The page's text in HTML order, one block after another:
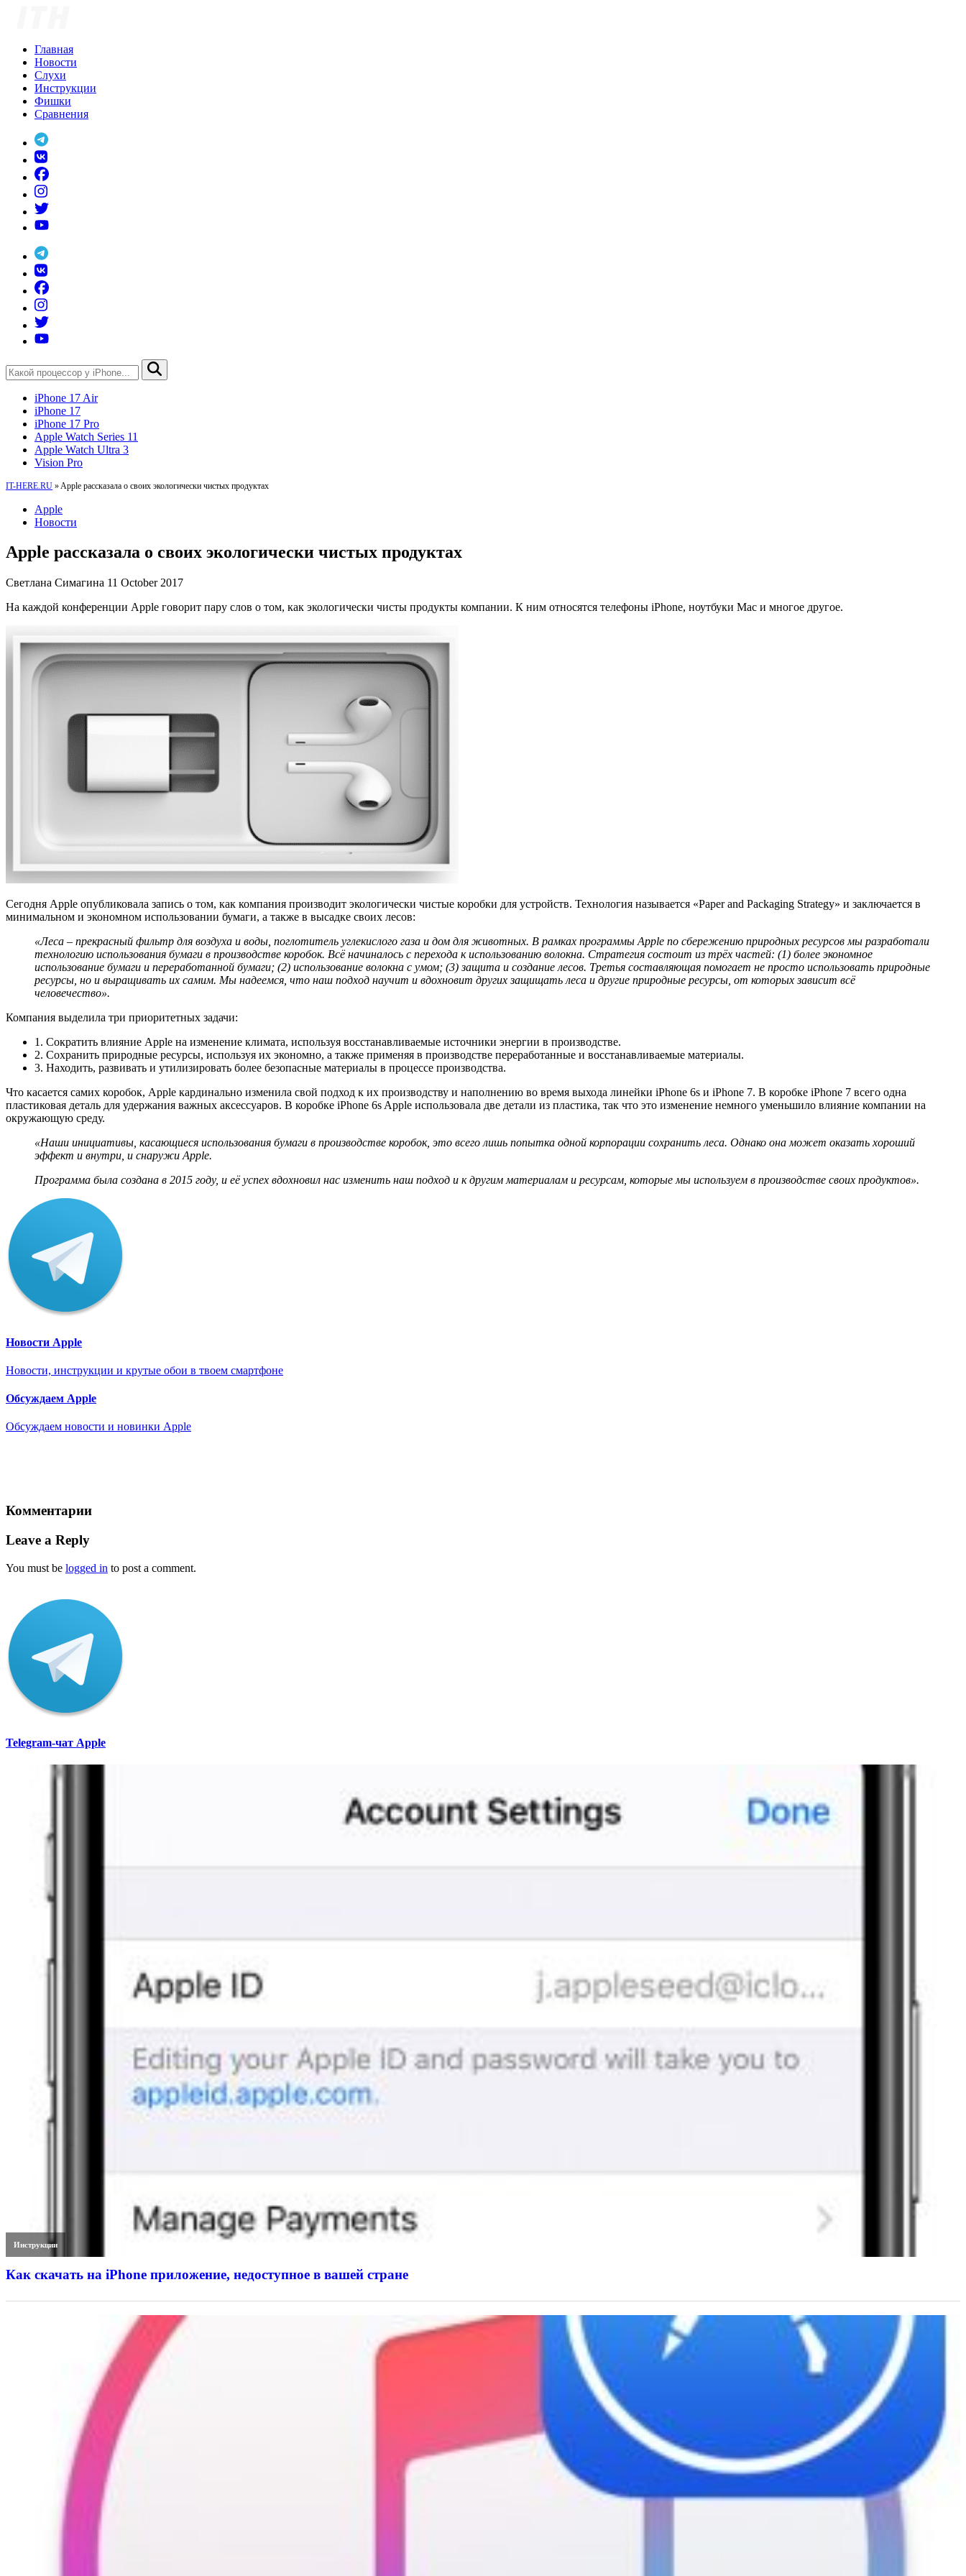
Главная
Новости
Слухи
Инструкции
Фишки
Сравнения
iPhone 17 Air
iPhone 17
iPhone 17 Pro
Apple Watch Series 11
Apple Watch Ultra 3
Vision Pro
IT-HERE.RU » Apple рассказала о своих экологически чистых продуктах
Apple
Новости
Apple рассказала о своих экологически чистых продуктах
Светлана Симагина 11 October 2017
На каждой конференции Apple говорит пару слов о том, как экологически чисты продукты компании. К ним относятся телефоны iPhone, ноутбуки Mac и многое другое.
Сегодня Apple опубликовала запись о том, как компания производит экологически чистые коробки для устройств. Технология называется «Paper and Packaging Strategy» и заключается в
минимальном и экономном использовании бумаги, а также в высадке своих лесов:
«Леса – прекрасный фильтр для воздуха и воды, поглотитель углекислого газа и дом для животных. В рамках программы Apple по сбережению природных ресурсов мы разработали
технологию использования бумаги в производстве коробок. Всё начиналось с перехода к использованию волокна. Стратегия состоит из трёх частей: (1) более экономное
использование бумаги и переработанной бумаги; (2) использование волокна с умом; (3) защита и создание лесов. Третья составляющая помогает не просто использовать природные
ресурсы, но и выращивать их самим. Мы надеемся, что наш подход научит и вдохновит других защищать леса и другие природные ресурсы, от которых зависит всё
человечество».
Компания выделила три приоритетных задачи:
1. Сократить влияние Apple на изменение климата, используя восстанавливаемые источники энергии в производстве.
2. Сохранить природные ресурсы, используя их экономно, а также применяя в производстве переработанные и восстанавливаемые материалы.
3. Находить, развивать и утилизировать более безопасные материалы в процессе производства.
Что касается самих коробок, Apple кардинально изменила свой подход к их производству и наполнению во время выхода линейки iPhone 6s и iPhone 7. В коробке iPhone 7 всего одна
пластиковая деталь для удержания важных аксессуаров. В коробке iPhone 6s Apple использовала две детали из пластика, так что это изменение немного уменьшило влияние компании на
окружающую среду.
«Наши инициативы, касающиеся использования бумаги в производстве коробок, это всего лишь попытка одной корпорации сохранить леса. Однако она может оказать хороший
эффект и внутри, и снаружи Apple.
Программа была создана в 2015 году, и её успех вдохновил нас изменить наш подход и к другим материалам и ресурсам, которые мы используем в производстве своих продуктов».
Новости Apple
Новости, инструкции и крутые обои в твоем смартфоне
Обсуждаем Apple
Обсуждаем новости и новинки Apple
Комментарии
Leave a Reply
You must be logged in to post a comment.
Telegram-чат Apple
Инструкции
Как скачать на iPhone приложение, недоступное в вашей стране